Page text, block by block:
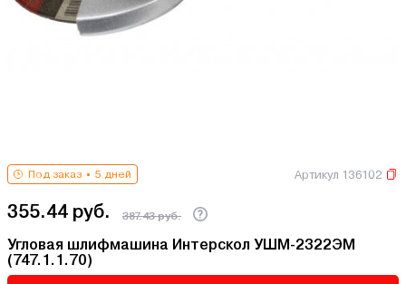
Под заказ 5 дней Артикул 136102
355.44 руб. 387.43 руб.
Угловая шлифмашина Интерскол УШМ-2322ЭМ
(747.1.1.70)